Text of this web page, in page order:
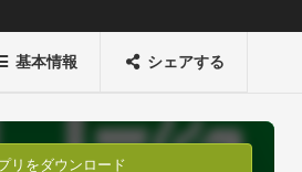
せんか？
い思いやつらい経験を二度と経験し
たいアプリ。それがオービス検知！
基本情報 シェアする
リをダウンロード